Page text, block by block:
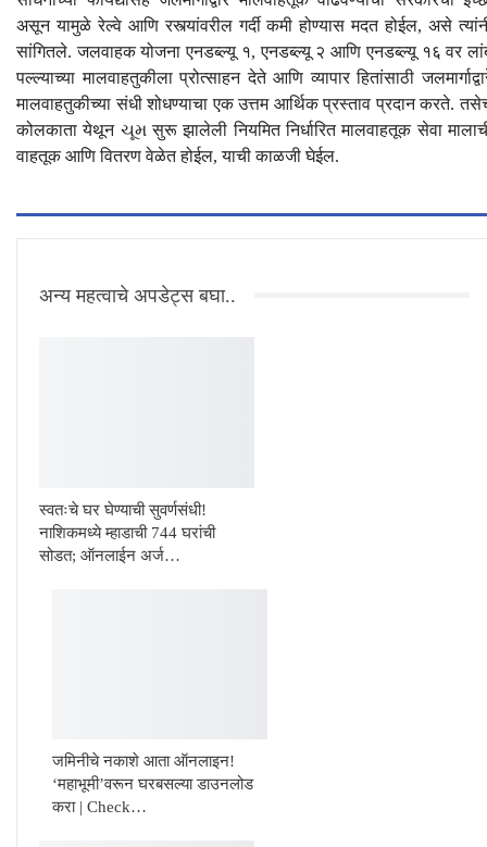
असून यामुळे रेल्वे आणि रस्त्यांवरील गर्दी कमी होण्यास मदत होईल, असे
सांगितले. जलवाहक योजना एनडब्ल्यू १, एनडब्ल्यू २ आणि एनडब्ल्यू १६ वर
पल्ल्याच्या मालवाहतुकीला प्रोत्साहन देते आणि व्यापार हितांसाठी
मालवाहतुकीच्या संधी शोधण्याचा एक उत्तम आर्थिक प्रस्ताव प्रदान करते.
कोलकाता येथून ચૂમ सुरू झालेली नियमित निर्धारित मालवाहतूक सेवा
वाहतूक आणि वितरण वेळेत होईल, याची काळजी घेईल.
अन्य महत्वाचे अपडेट्स बघा..
स्वतःचे घर घेण्याची सुवर्णसंधी!
नाशिकमध्ये म्हाडाची 744 घरांची
सोडत; ऑनलाईन अर्ज…
जमिनीचे नकाशे आता ऑनलाइन!
‘महाभूमी’वरून घरबसल्या डाउनलोड
करा | Check…